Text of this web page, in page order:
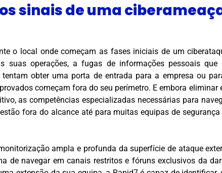
sinais de uma
o local onde começam as fases iniciais de um
suas operações, a fugas de informações pessoais que
obter uma porta de entrada para a empresa ou
começam fora do seu perímetro. E embora eliminar
as competências especializadas necessárias para
fora do alcance até para muitas equipas de
ampla e profunda da superfície de ataque
de navegar em canais restritos e fóruns exclusivos da